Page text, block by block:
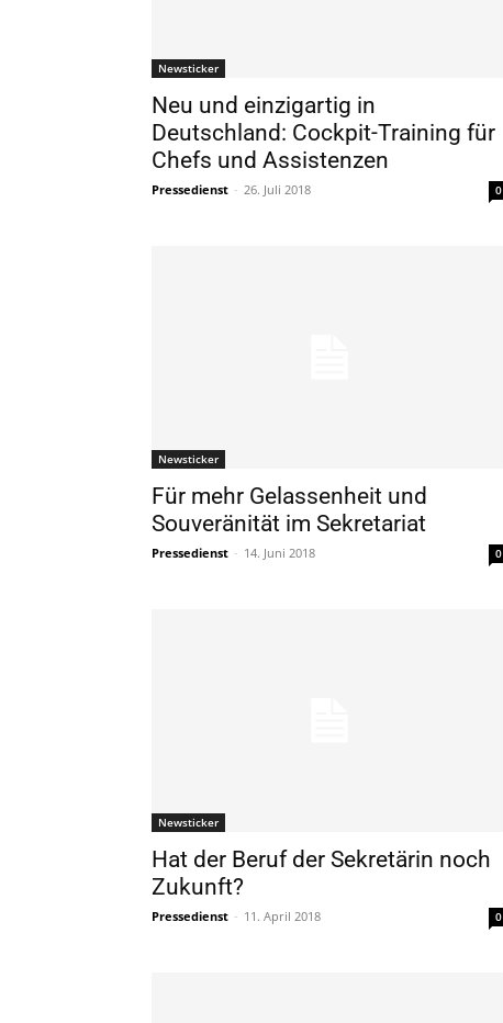
Newsticker
Neu und einzigartig in
Deutschland: Cockpit-Training für
Chefs und Assistenzen
Pressedienst - 26. Juli 2018 0
Newsticker
Für mehr Gelassenheit und
Souveränität im Sekretariat
Pressedienst - 14. Juni 2018 0
Newsticker
Hat der Beruf der Sekretärin noch
Zukunft?
Pressedienst - 11. April 2018 0